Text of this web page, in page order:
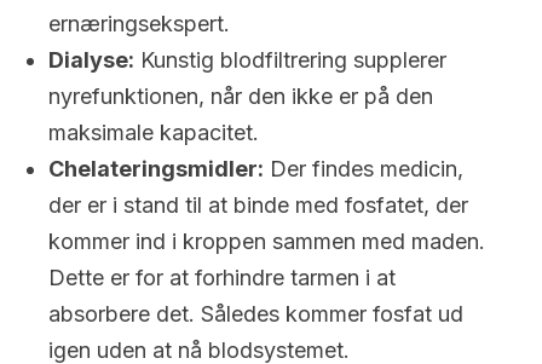
ernæringsekspert.
Dialyse: Kunstig blodfiltrering supplerer
nyrefunktionen, når den ikke er på den
maksimale kapacitet.
Chelateringsmidler: Der findes medicin,
der er i stand til at binde med fosfatet, der
kommer ind i kroppen sammen med maden.
Dette er for at forhindre tarmen i at
absorbere det. Således kommer fosfat ud
igen uden at nå blodsystemet.